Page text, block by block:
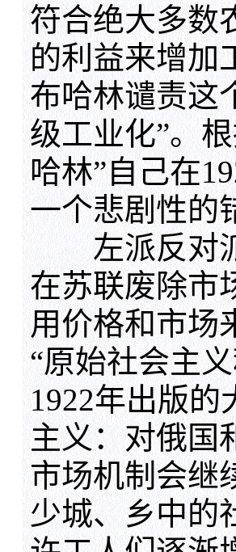
符合绝大多数
的利益来增加
布哈林谴责这
级工业化”。
哈林”自己在
一个悲剧性的
左派反对派
在苏联废除市
用价格和市场
“原始社会主义
1922年出版
主义：对俄国
市场机制会继
少城、乡中的